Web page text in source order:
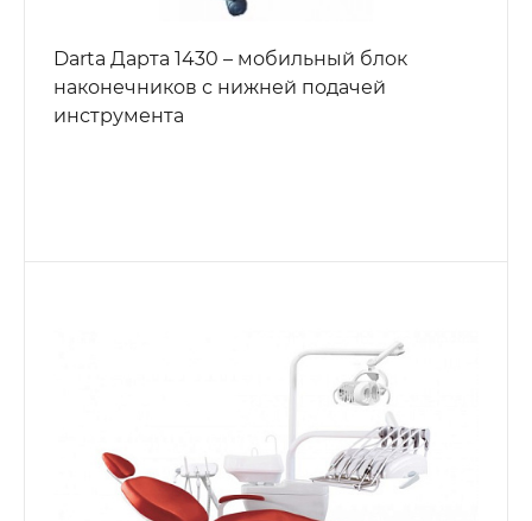
Darta Дарта 1430 – мобильный блок
наконечников с нижней подачей
инструмента